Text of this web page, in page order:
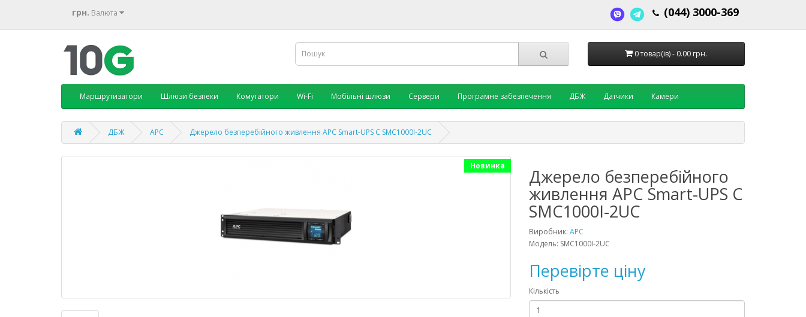
грн. Валюта (044) 3000-369
0 товар(ів) - 0.00 грн.
Маршрутизатори Шлюзи безпеки Комутатори Wi-Fi Мобільні шлюзи Сервери Програмне забезпечення ДБЖ Датчики Камери
ДБЖ APC Джерело безперебійного живлення APC Smart-UPS C SMC1000I-2UC
Новинка Джерело безперебійного
живлення APC Smart-UPS C
SMC1000I-2UC
Виробник: APC
Модель: SMC1000I-2UC
Перевірте ціну
Кількість